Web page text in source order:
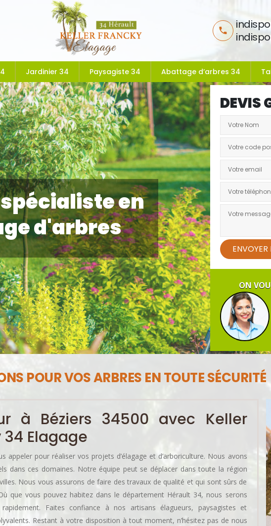
Jardinier 34 Paysagiste 34 Abattage d’arbres 34
en
d'arbres
DEVIS
ON
POUR VOS ARBRES EN TOUTE SÉCURITÉ
à Béziers 34500 avec Keller
Elagage
appeler pour réaliser vos projets d’élagage et d’arboriculture. Nous avons
dans ces domaines. Notre équipe peut se déplacer dans toute la région
Nous vous assurons de faire des travaux de qualité et qui sont sûrs de
que vous pouvez habitez dans le département Hérault 34, nous serons
Faites confiance à nos artisans élagueurs, paysagistes et
Restant à votre disposition à tout moment, n’hésitez pas de nous